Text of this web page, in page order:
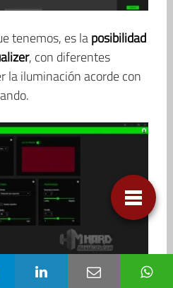
tenemos, es laposibilidad
, con diferentes
la iluminación acorde con